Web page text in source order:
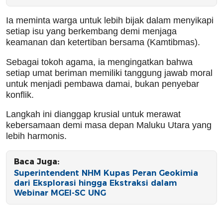
Ia meminta warga untuk lebih bijak dalam menyikapi
setiap isu yang berkembang demi menjaga
keamanan dan ketertiban bersama (Kamtibmas).
Sebagai tokoh agama, ia mengingatkan bahwa
setiap umat beriman memiliki tanggung jawab moral
untuk menjadi pembawa damai, bukan penyebar
konflik.
Langkah ini dianggap krusial untuk merawat
kebersamaan demi masa depan Maluku Utara yang
lebih harmonis.
Baca Juga:
Superintendent NHM Kupas Peran Geokimia
dari Eksplorasi hingga Ekstraksi dalam
Webinar MGEI-SC UNG